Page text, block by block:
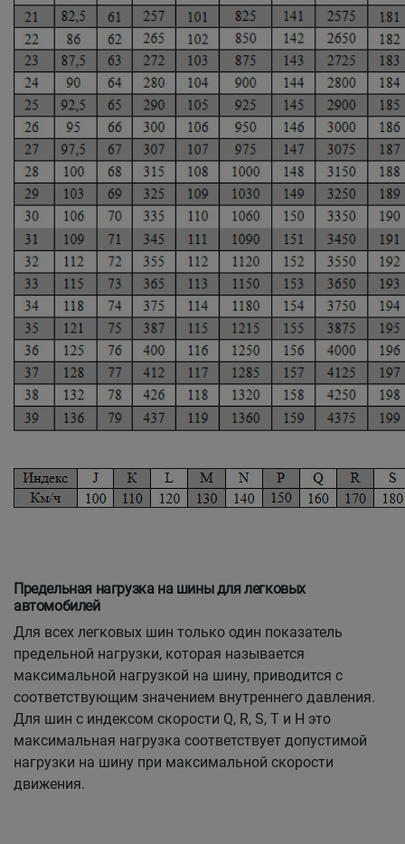
Предельная нагрузка на шины для легковых
автомобилей
Для всех легковых шин только один показатель
предельной нагрузки, которая называется
максимальной нагрузкой на шину, приводится с
соответствующим значением внутреннего давления.
Для шин c индексом скорости Q, R, S, T и H это
максимальная нагрузка соответствует допустимой
нагрузки на шину при максимальной скорости
движения.